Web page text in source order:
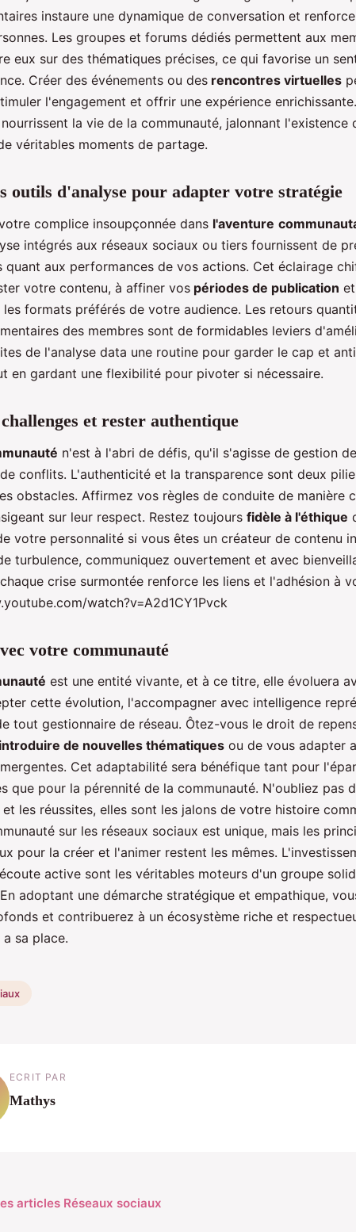
instaure une dynamique de conversation et
Les groupes et forums dédiés permettent aux
eux sur des thématiques précises, ce qui favorise un
Créer des événements ou des rencontres virtuelles
l'engagement et offrir une expérience
la vie de la communauté, jalonnant l'existence
véritables moments de partage.
outils d'analyse pour adapter votre stratégie
complice insoupçonnée dans l'aventure
intégrés aux réseaux sociaux ou tiers fournissent de
quant aux performances de vos actions. Cet éclairage
votre contenu, à affiner vos périodes de publication
formats préférés de votre audience. Les retours
des membres sont de formidables leviers
de l'analyse data une routine pour garder le cap et
en gardant une flexibilité pour pivoter si nécessaire.
et rester authentique
n'est à l'abri de défis, qu'il s'agisse de gestion
conflits. L'authenticité et la transparence sont deux
obstacles. Affirmez vos règles de conduite de manière
sur leur respect. Restez toujours fidèle à l'éthique
votre personnalité si vous êtes un créateur de contenu
turbulence, communiquez ouvertement et avec
crise surmontée renforce les liens et l'adhésion à
watch?v=A2d1CY1Pvck
votre communauté
est une entité vivante, et à ce titre, elle évoluera
cette évolution, l'accompagner avec intelligence
tout gestionnaire de réseau. Ôtez-vous le droit de
introduire de nouvelles thématiques ou de vous adapter
Cet adaptabilité sera bénéfique tant pour
que pour la pérennité de la communauté. N'oubliez pas
les réussites, elles sont les jalons de votre histoire
sur les réseaux sociaux est unique, mais les
pour la créer et l'animer restent les mêmes.
active sont les véritables moteurs d'un groupe
adoptant une démarche stratégique et empathique,
et contribuerez à un écosystème riche et
sa place.
ECRIT PAR
Mathys
articles Réseaux sociaux